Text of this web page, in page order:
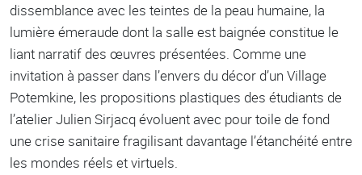
dissemblance avec les teintes de la peau humaine, la
lumière émeraude dont la salle est baignée constitue le
liant narratif des œuvres présentées. Comme une
invitation à passer dans l’envers du décor d’un Village
Potemkine, les propositions plastiques des étudiants de
l’atelier Julien Sirjacq évoluent avec pour toile de fond
une crise sanitaire fragilisant davantage l’étanchéité entre
les mondes réels et virtuels.